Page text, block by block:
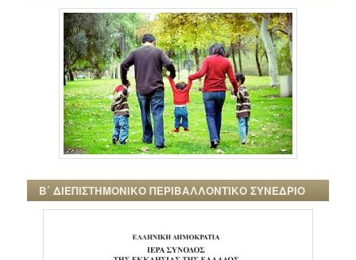
Β΄ ΔΙΕΠΙΣΤΗΜΟΝΙΚΟ ΠΕΡΙΒΑΛΛΟΝΤΙΚΟ ΣΥΝΕΔΡΙΟ